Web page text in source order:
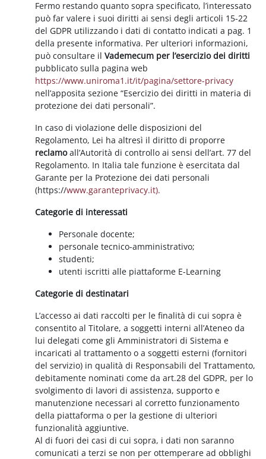
Fermo restando quanto sopra specificato, l’interessato
può far valere i suoi diritti ai sensi degli articoli 15-22
del GDPR utilizzando i dati di contatto indicati a pag. 1
della presente informativa. Per ulteriori informazioni,
può consultare ilVademecum per l’esercizio dei diritti
pubblicato sulla pagina web
https://www.uniroma1.it/it/pagina/settore-privacy
nell’apposita sezione “Esercizio dei diritti in materia di
protezione dei dati personali”.
In caso di violazione delle disposizioni del
Regolamento, Lei ha altresì il diritto di proporre
reclamoall’Autorità di controllo ai sensi dell’art. 77 del
Regolamento. In Italia tale funzione è esercitata dal
Garante per la Protezione dei dati personali
(https://www.garanteprivacy.it).
Categorie di interessati
Personale docente;
personale tecnico-amministrativo;
studenti;
utenti iscritti alle piattaforme E-Learning
Categorie di destinatari
L’accesso ai dati raccolti per le finalità di cui sopra è
consentito al Titolare, a soggetti interni all’Ateneo da
lui delegati come gli Amministratori di Sistema e
incaricati al trattamento o a soggetti esterni (fornitori
del servizio) in qualità di Responsabili del Trattamento,
debitamente nominati come da art.28 del GDPR, per lo
svolgimento di lavori di assistenza, supporto e
manutenzione necessari al corretto funzionamento
della piattaforma o per la gestione di ulteriori
funzionalità aggiuntive.
Al di fuori dei casi di cui sopra, i dati non saranno
comunicati a terzi se non per ottemperare ad obblighi